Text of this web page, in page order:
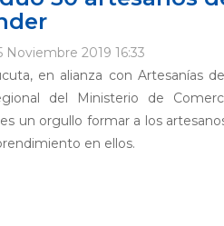
Noviembre 2019 16:33
en alianza con Artesanías
del Ministerio de
un orgullo formar a los
en ellos.